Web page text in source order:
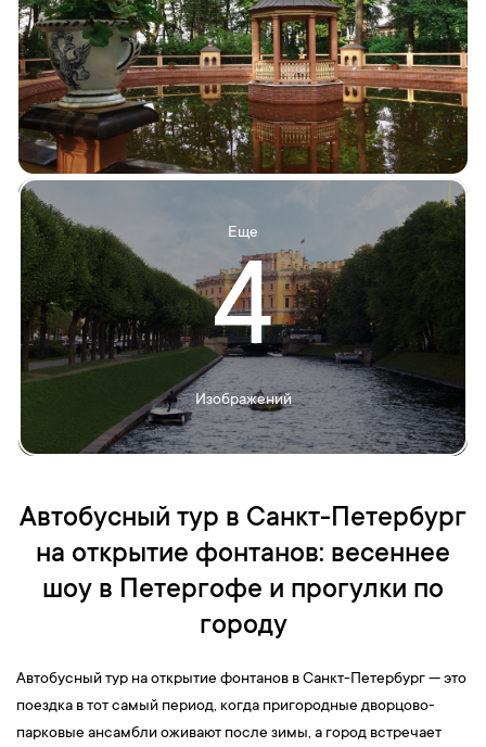
Еще
4
Изображений
Автобусный тур в Санкт-Петербург
на открытие фонтанов: весеннее
шоу в Петергофе и прогулки по
городу
Автобусный тур на открытие фонтанов в Санкт-Петербург — это
поездка в тот самый период, когда пригородные дворцово-
парковые ансамбли оживают после зимы, а город встречает